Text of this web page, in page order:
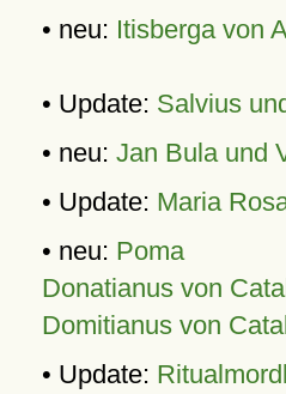
• neu: Itisberga von
• Update: Salvius
• neu: Jan Bula und
• Update: Maria
• neu: Poma
Donatianus von
Domitianus von
• Update: